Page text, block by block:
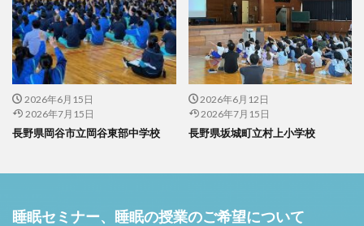
2026年6月15日
2026年7月15日
長野県岡谷市立岡谷東部中学校
2026年6月12日
2026年7月15日
長野県坂城町立村上小学校
睡眠セミナー、睡眠の授業のご希望について